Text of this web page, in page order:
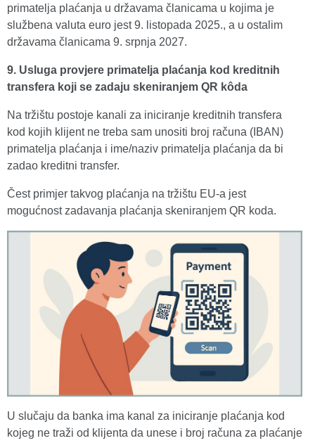
primatelja plaćanja u državama članicama u kojima je
službena valuta euro jest 9. listopada 2025., a u ostalim
državama članicama 9. srpnja 2027.
9. Usluga provjere primatelja plaćanja kod kreditnih
transfera koji se zadaju skeniranjem QR kôda
Na tržištu postoje kanali za iniciranje kreditnih transfera
kod kojih klijent ne treba sam unositi broj računa (IBAN)
primatelja plaćanja i ime/naziv primatelja plaćanja da bi
zadao kreditni transfer.
Čest primjer takvog plaćanja na tržištu EU-a jest
mogućnost zadavanja plaćanja skeniranjem QR koda.
U slučaju da banka ima kanal za iniciranje plaćanja kod
kojeg ne traži od klijenta da unese i broj računa za plaćanje